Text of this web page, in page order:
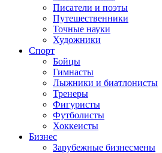
Писатели и поэты
Путешественники
Точные науки
Художники
Спорт
Бойцы
Гимнасты
Лыжники и биатлонисты
Тренеры
Фигуристы
Футболисты
Хоккеисты
Бизнес
Зарубежные бизнесмены